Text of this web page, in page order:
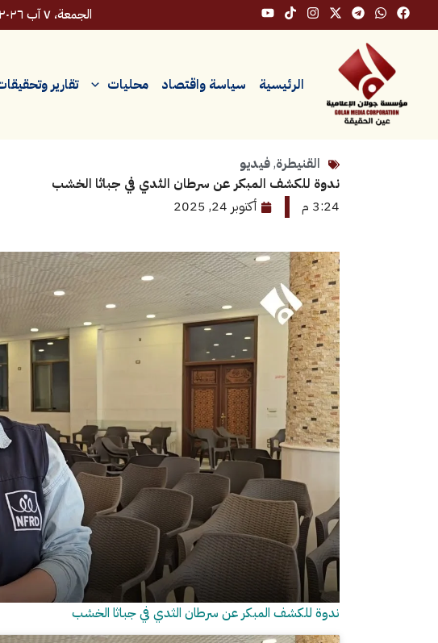
تخطي
إلى
الجمعة، ٧ آب ٢٠٢٦
الرئيسية سياسة واقتصاد محليات تقارير
القنيطرة,فيديو
ندوة للكشف المبكر عن سرطان الثدي في جباثا الخشب
3:24 م
أكتوبر 24, 2025
ندوة للكشف المبكر عن سرطان الثدي في جباثا الخشب